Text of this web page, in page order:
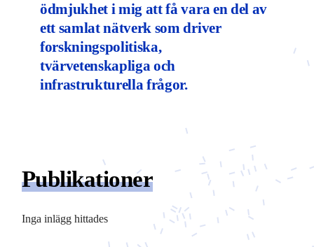
ödmjukhet i mig att få vara en del av
ett samlat nätverk som driver
forskningspolitiska,
tvärvetenskapliga och
infrastrukturella frågor.
Publikationer
Inga inlägg hittades